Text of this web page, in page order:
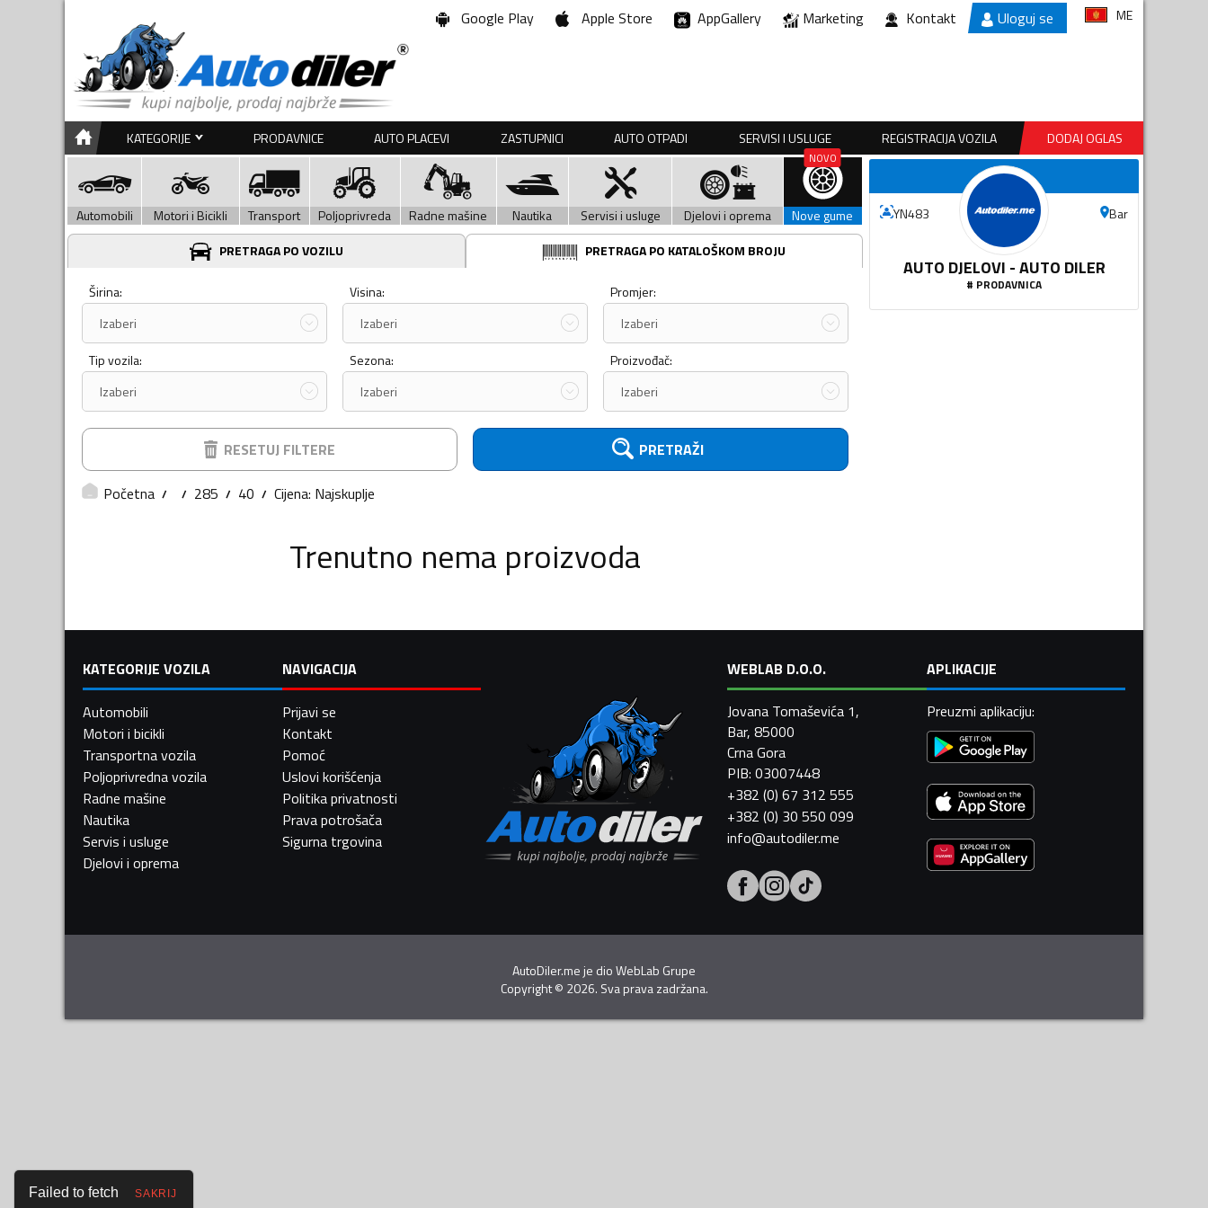
Google Play Apple Store AppGallery Marketing Kontakt Uloguj se ME
KATEGORIJE PRODAVNICE AUTO PLACEVI ZASTUPNICI AUTO OTPADI SERVISI I USLUGE REGISTRACIJA VOZILA DODAJ OGLAS
Automobili Motori i Bicikli Transport Poljoprivreda Radne mašine Nautika Servisi i usluge Djelovi i oprema
Nove gume
PRETRAGA PO VOZILU
PRETRAGA PO KATALOŠKOM BROJU
Širina:
Izaberi
Visina:
Izaberi
Promjer:
Izaberi
Tip vozila:
Izaberi
Sezona:
Izaberi
Proizvođač:
Izaberi
RESETUJ FILTERE PRETRAŽI
Početna 285 40 Cijena: Najskuplje
Trenutno nema proizvoda
Failed to fetch SAKRIJ
YN483 Bar
AUTO DJELOVI - AUTO DILER
# PRODAVNICA
KATEGORIJE VOZILA
Automobili
Motori i bicikli
Transportna vozila
Poljoprivredna vozila
Radne mašine
Nautika
Servis i usluge
Djelovi i oprema
NAVIGACIJA
Prijavi se
Kontakt
Pomoć
Uslovi korišćenja
Politika privatnosti
Prava potrošača
Sigurna trgovina
WEBLAB D.O.O.
Jovana Tomaševića 1,
Bar, 85000
Crna Gora
PIB: 03007448
+382 (0) 67 312 555
+382 (0) 30 550 099
info@autodiler.me
APLIKACIJE
Preuzmi aplikaciju:
AutoDiler.me je dioWebLab Grupe
Copyright© 2026. Sva prava zadržana.